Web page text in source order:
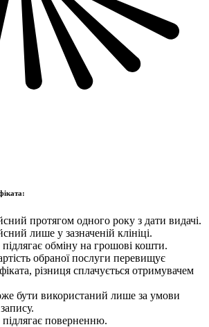
протягом одного року з дати видачі.
лише у зазначеній клініці.
обміну на грошові кошти.
обраної послуги перевищує
різниця сплачується отримувачем
бути використаний лише за умови
поверненню.